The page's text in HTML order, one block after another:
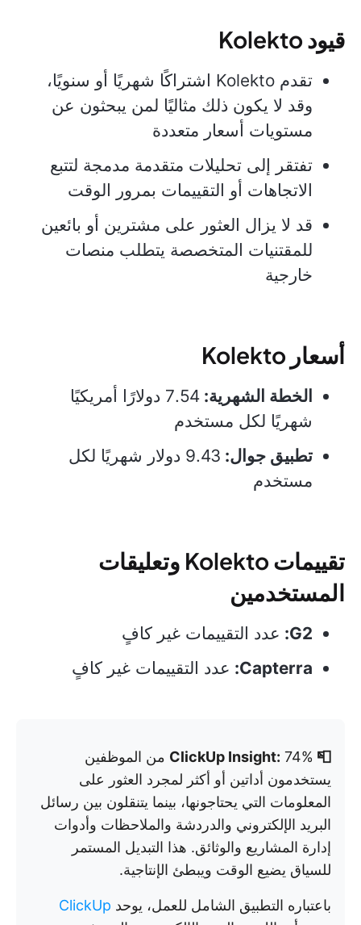
قيود Kolekto
تقدم Kolekto اشتراكًا شهريًا أو سنويًا،
وقد لا يكون ذلك مثاليًا لمن يبحثون عن
مستويات أسعار متعددة
تفتقر إلى تحليلات متقدمة مدمجة لتتبع
الاتجاهات أو التقييمات بمرور الوقت
قد لا يزال العثور على مشترين أو بائعين
للمقتنيات المتخصصة يتطلب منصات
خارجية
أسعار Kolekto
الخطة الشهرية:
7.54 دولارًا أمريكيًا
شهريًا لكل مستخدم
تطبيق جوال:
9.43 دولار شهريًا لكل
مستخدم
تقييمات Kolekto وتعليقات
المستخدمين
G2: عدد التقييمات غير كافٍ
Capterra: عدد التقييمات غير كافٍ
📮 ClickUp Insight:
74% من الموظفين
يستخدمون أداتين أو أكثر لمجرد العثور على
المعلومات التي يحتاجونها، بينما يتنقلون بين رسائل
البريد الإلكتروني والدردشة والملاحظات وأدوات
إدارة المشاريع والوثائق. هذا التبديل المستمر
للسياق يضيع الوقت ويبطئ الإنتاجية.
باعتباره التطبيق الشامل للعمل، يوحد ClickUp